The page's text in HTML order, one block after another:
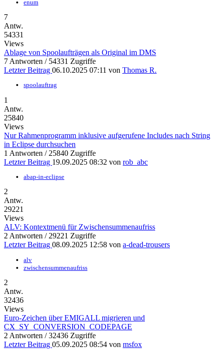
enum
7
Antw.
54331
Views
Ablage von Spoolaufträgen als Original im DMS
7 Antworten / 54331 Zugriffe
Letzter Beitrag 06.10.2025 07:11 von Thomas R.
spoolauftrag
1
Antw.
25840
Views
Nur Rahmenprogramm inklusive aufgerufene Includes nach String
in Eclipse durchsuchen
1 Antworten / 25840 Zugriffe
Letzter Beitrag 19.09.2025 08:32 von rob_abc
abap-in-eclipse
2
Antw.
29221
Views
ALV: Kontextmenü für Zwischensummenaufriss
2 Antworten / 29221 Zugriffe
Letzter Beitrag 08.09.2025 12:58 von a-dead-trousers
alv
zwischensummenaufriss
2
Antw.
32436
Views
Euro-Zeichen über EMIGALL migrieren und
CX_SY_CONVERSION_CODEPAGE
2 Antworten / 32436 Zugriffe
Letzter Beitrag 05.09.2025 08:54 von msfox